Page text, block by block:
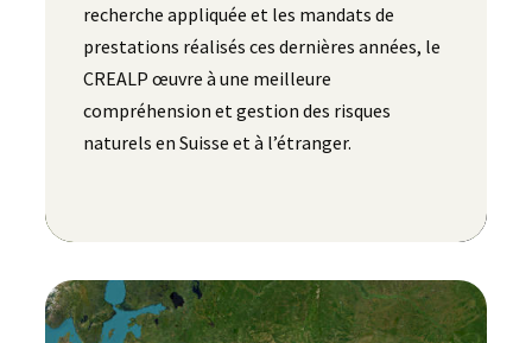
recherche appliquée et les mandats de
prestations réalisés ces dernières années, le
CREALP œuvre à une meilleure
compréhension et gestion des risques
naturels en Suisse et à l’étranger.